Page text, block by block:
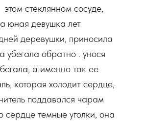
стеклянном сосуде,
юная девушка лет
деревушки, приносила
убегала обратно . унося
а именно так ее
которая холодит сердце,
поддавался чарам
сердце темные уголки, она